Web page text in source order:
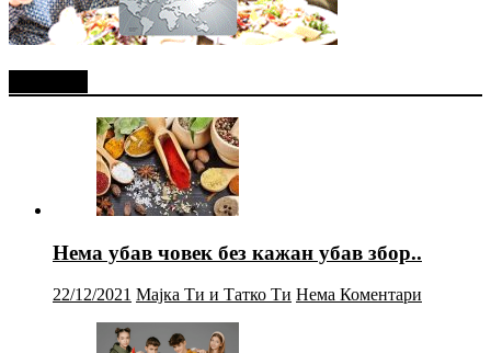
Нема убав човек без кажан убав збор..
22/12/2021 Мајка Ти и Татко Ти Нема Коментари